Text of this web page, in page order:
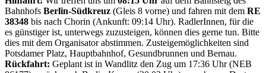
Bahnhofs Berlin-Südkreuz (Gleis 8 vorne) und fahren mit dem RE
38348 bis nach Chorin (Ankunft: 09:14 Uhr). RadlerInnen, für die
es günstiger ist, unterwegs zuzusteigen, können dies gerne tun. Bitte
dies mit dem Organisator abstimmen. Zusteigemöglichkeiten sind
Potsdamer Platz, Hauptbahnhof, Gesundbrunnen und Bernau.
Rückfahrt: Geplant ist in Wandlitz den Zug um 17:36 Uhr (NEB